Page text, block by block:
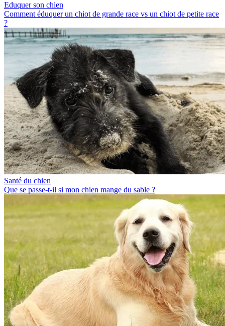
Eduquer son chien
Comment éduquer un chiot de grande race vs un chiot de petite race
?
Santé du chien
Que se passe-t-il si mon chien mange du sable ?